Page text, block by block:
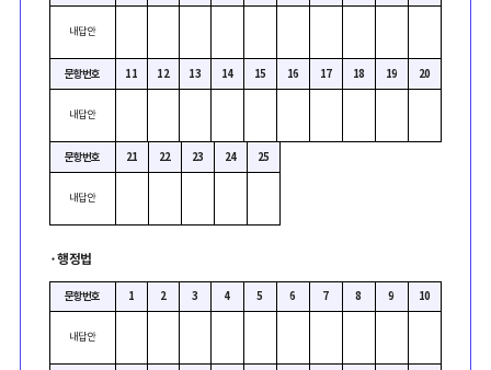
내답안
문항번호 11 12 13 14 15 16 17 18 19 20
내답안
문항번호 21 22 23 24 25
내답안
·행정법
문항번호 1 2 3 4 5 6 7 8 9 10
내답안